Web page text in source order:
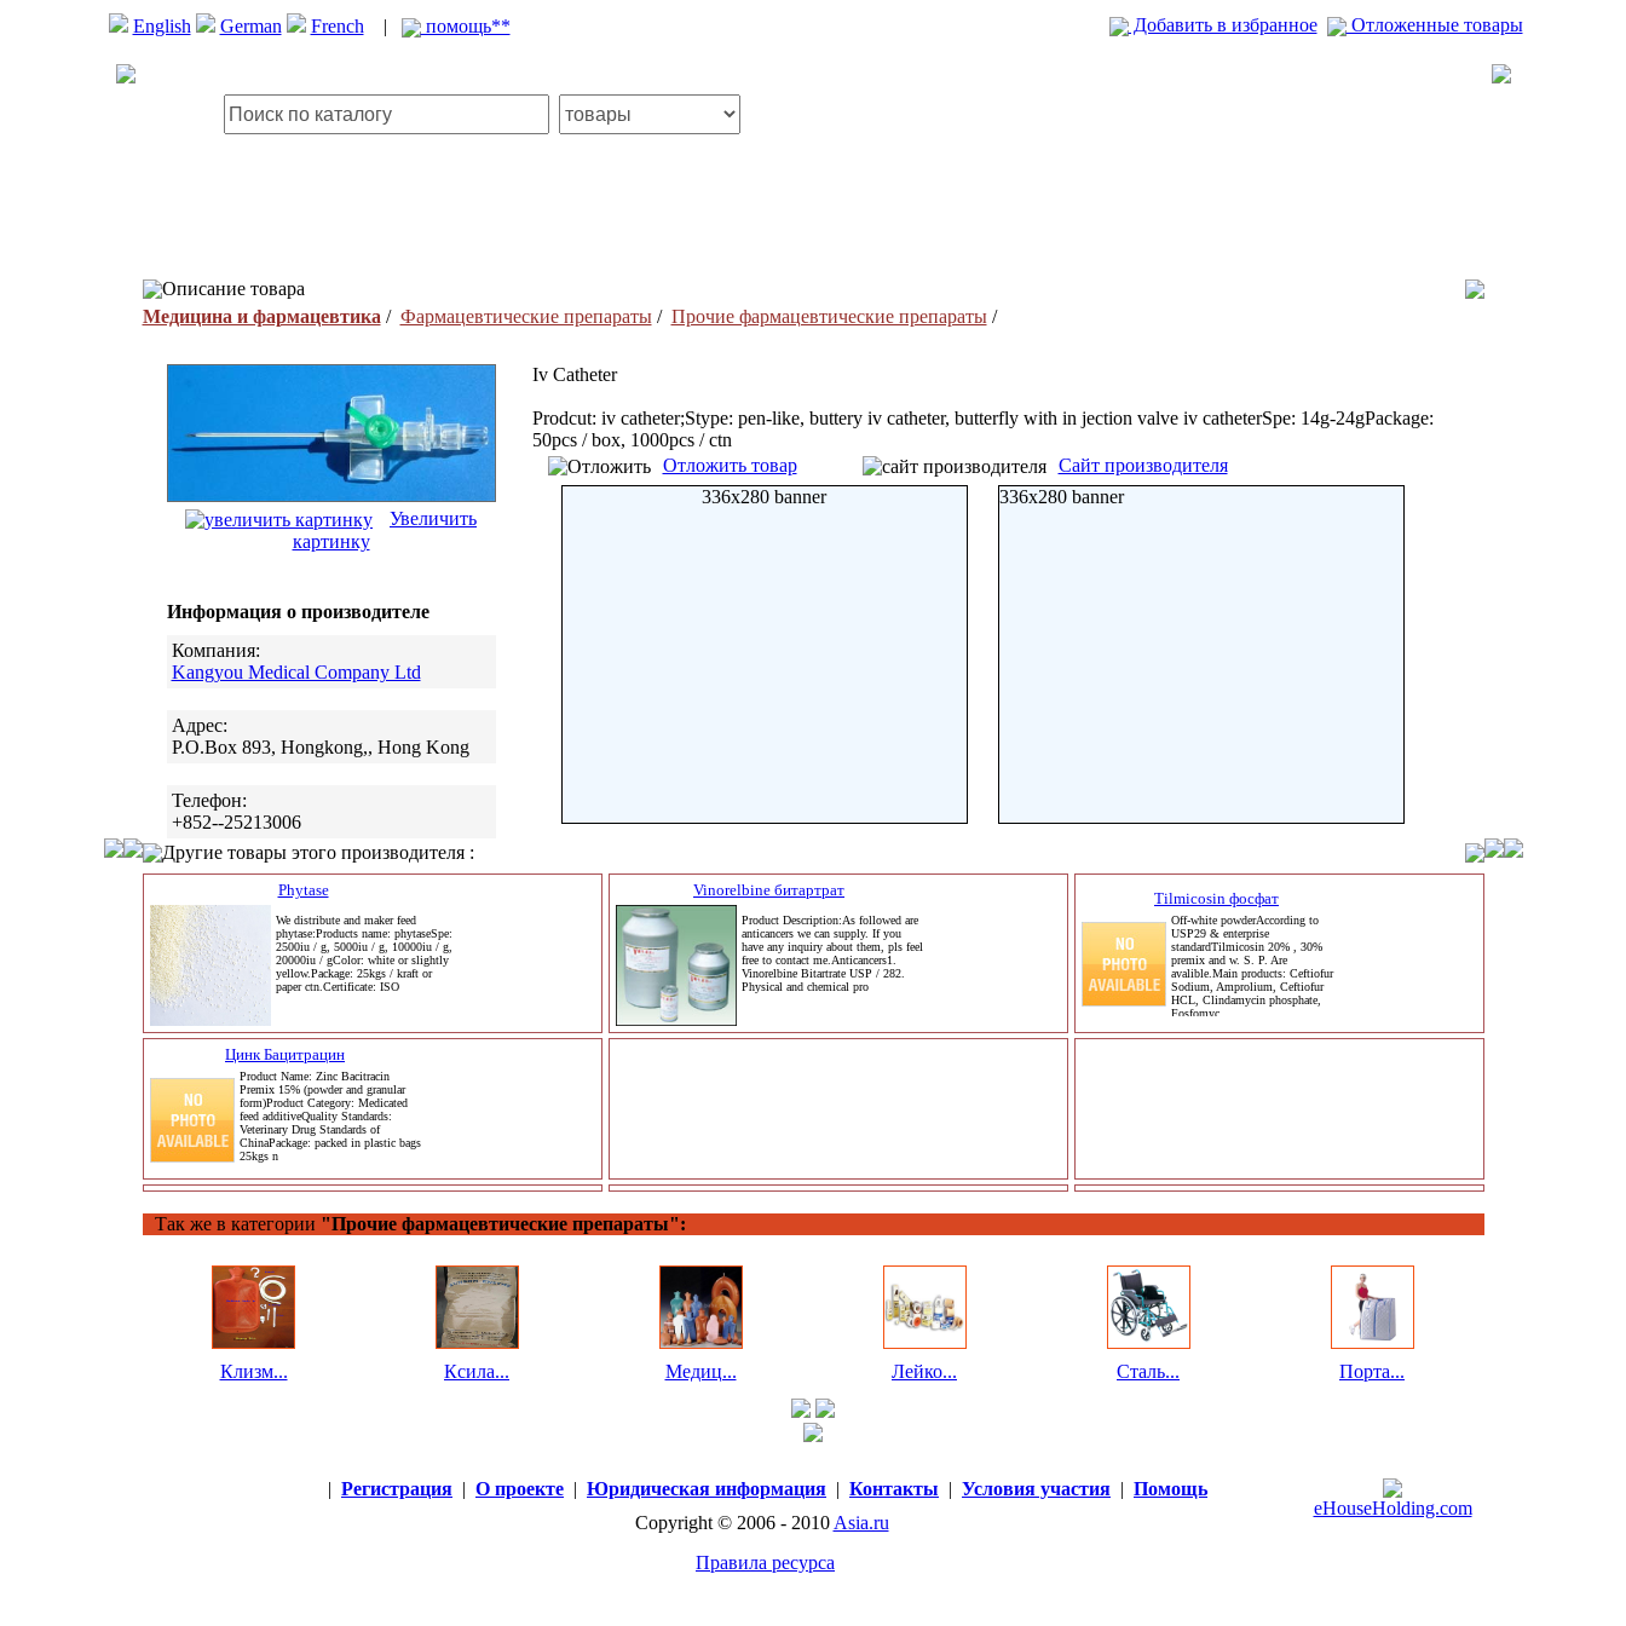
English German French | помощь** Добавить в избранное Отложенные товары
Описание товара
Медицина и фармацевтика / Фармацевтические препараты/ Прочие фармацевтические препараты/
Увеличить
картинку
Информация о производителе
Компания:
Kangyou Medical Company Ltd
Адрес:
P.O.Box 893, Hongkong,, Hong Kong
Телефон:
+852--25213006
Iv Catheter
Prodcut: iv catheter;Stype: pen-like, buttery iv catheter, butterfly with in jection valve iv catheterSpe: 14g-24gPackage:
50pcs / box, 1000pcs / ctn
Отложить товар
Сайт производителя
336x280 banner
336x280 banner
Другие товары этого производителя :
Phytase
We distribute and maker feed
phytase:Products name: phytaseSpe:
2500iu / g, 5000iu / g, 10000iu / g,
20000iu / gColor: white or slightly
yellow.Package: 25kgs / kraft or
paper ctn.Certificate: ISO
Vinorelbine битартрат
Product Description:As followed are
anticancers we can supply. If you
have any inquiry about them, pls feel
free to contact me.Anticancers1.
Vinorelbine Bitartrate USP / 282.
Physical and chemical pro
Tilmicosin фосфат
Off-white powderAccording to
USP29 & enterprise
standardTilmicosin 20% , 30%
premix and w. S. P. Are
avalible.Main products: Ceftiofur
Sodium, Amprolium, Ceftiofur
HCL, Clindamycin phosphate,
Fosfomyc
Цинк Бацитрацин
Product Name: Zinc Bacitracin
Premix 15% (powder and granular
form)Product Category: Medicated
feed additiveQuality Standards:
Veterinary Drug Standards of
ChinaPackage: packed in plastic bags
25kgs n
Так же в категории "Прочие фармацевтические препараты":
Клизм... Ксила... Медиц... Лейко... Сталь... Порта...
| Регистрация | О проекте | Юридическая информация | Контакты | Условия участия | Помощь
Copyright © 2006 - 2010 Asia.ru
Правила ресурса
eHouseHolding.com